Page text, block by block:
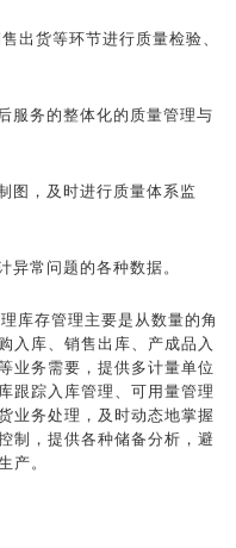
货等环节进行质量检验、
务的整体化的质量管理与
，及时进行质量体系监
常问题的各种数据。
存管理主要是从数量的角
入库、销售出库、产成品入
业务需要，提供多计量单位
跟踪入库管理、可用量管理
业务处理，及时动态地掌握
制，提供各种储备分析，避
产。